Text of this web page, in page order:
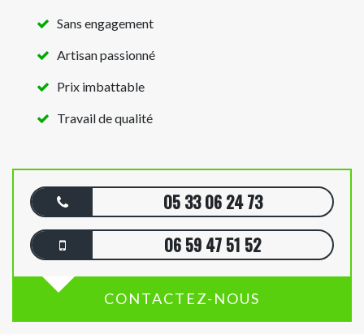
Sans engagement
Artisan passionné
Prix imbattable
Travail de qualité
05 33 06 24 73
06 59 47 51 52
CONTACTEZ-NOUS